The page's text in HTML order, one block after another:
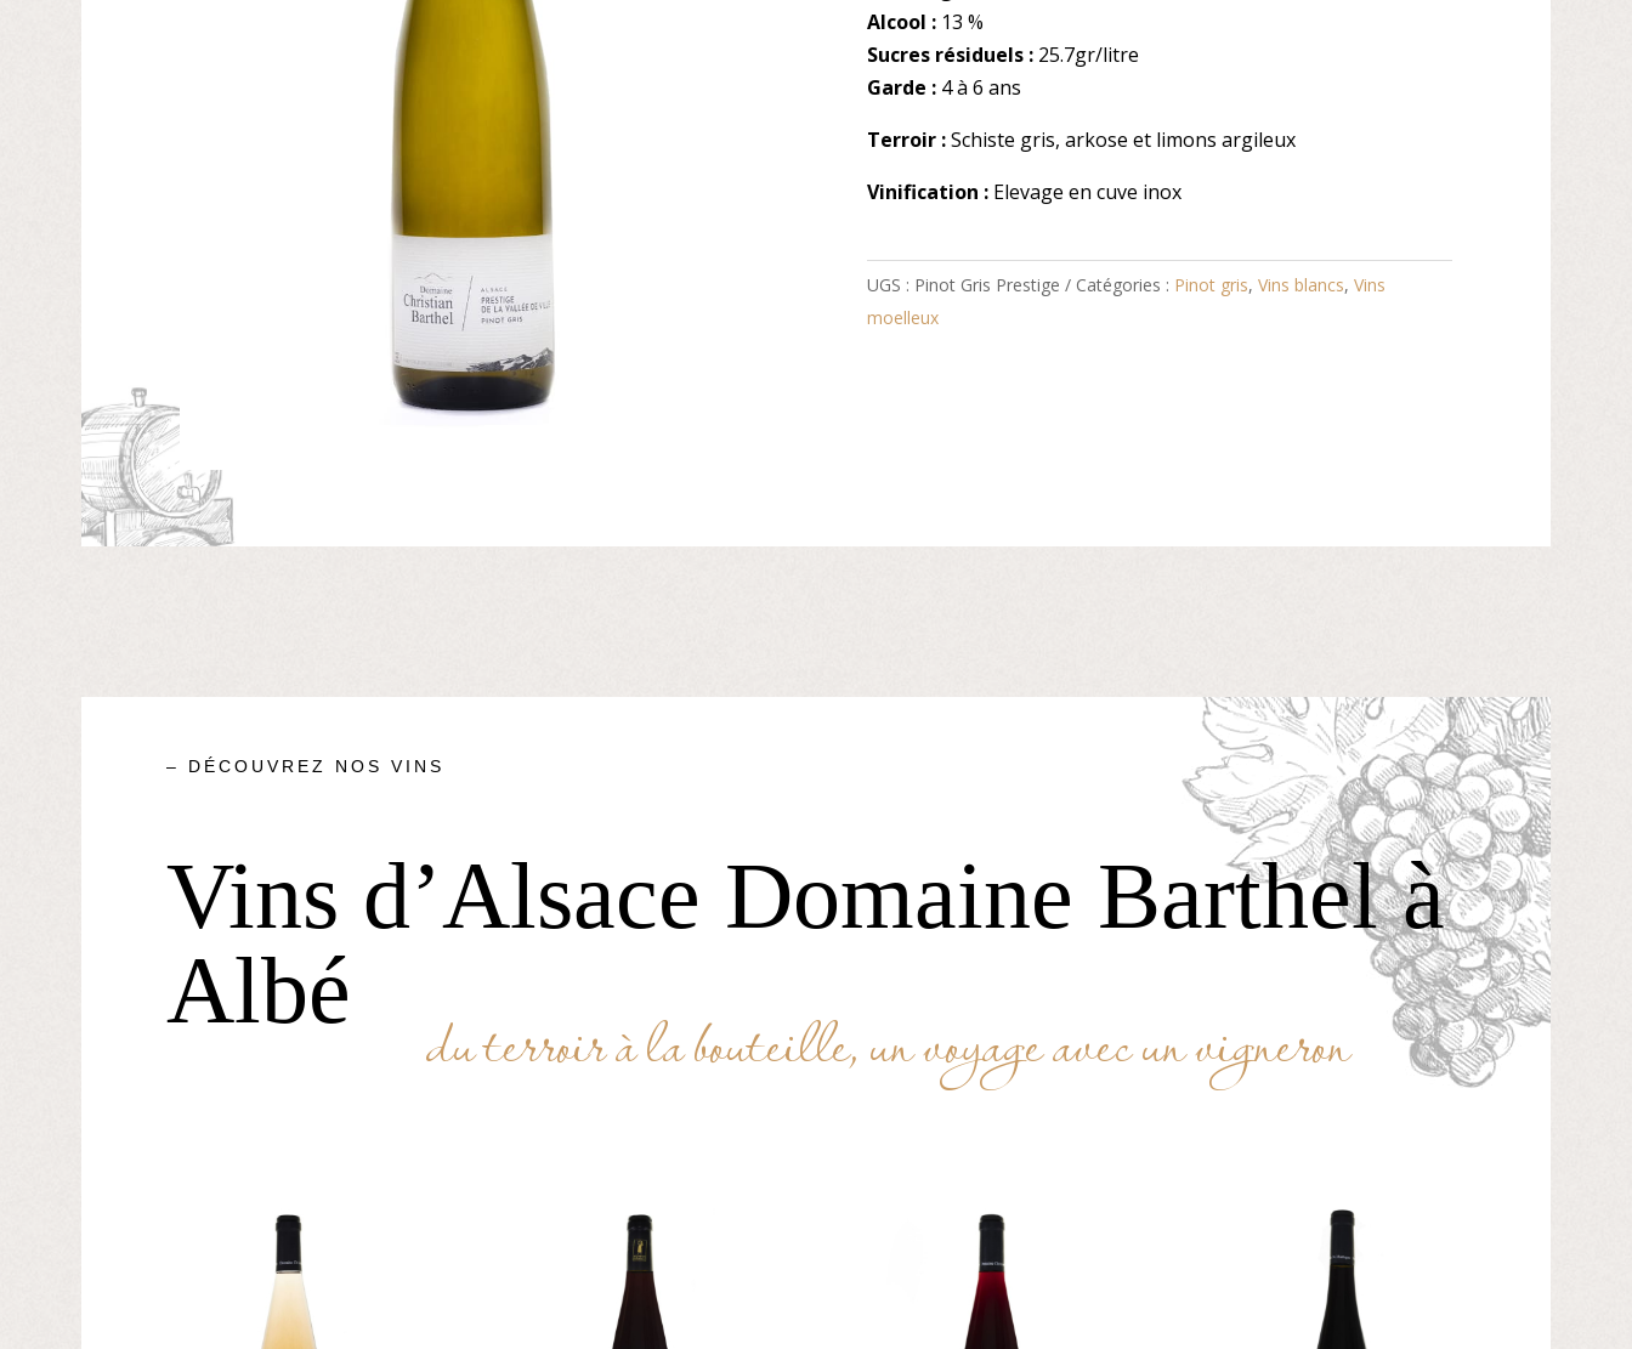
Alcool : 13 %
Sucres résiduels : 25.7gr/litre
Garde : 4 à 6 ans
Terroir :Schiste gris, arkose et limons argileux
Vinification :Elevage en cuve inox
UGS : Pinot Gris Prestige Catégories : Pinot gris, Vins blancs, Vins
moelleux
– DÉCOUVREZ NOS VINS
Vins d’Alsace Domaine Barthel à
Albé
du terroir à la bouteille, un voyage avec un vigneron